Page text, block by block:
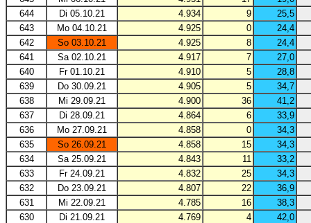
644
Di 05.10.21 4.934 9
25,5
643
Mo 04.10.21 4.925 0
24,4
642
So 03.10.21 4.925 8
24,4
641
Sa 02.10.21 4.917 7
27,0
640
Fr 01.10.21 4.910 5
28,8
639
Do 30.09.21 4.905 5
34,7
638
Mi 29.09.21 4.900 36
41,2
637
Di 28.09.21 4.864 6
33,9
636
Mo 27.09.21 4.858 0
34,3
635
So 26.09.21 4.858 15
34,3
634
Sa 25.09.21 4.843 11
33,2
633
Fr 24.09.21 4.832 25
34,3
632
Do 23.09.21 4.807 22
36,9
631
Mi 22.09.21 4.785 16
38,3
630
Di 21.09.21 4.769 4
42,0